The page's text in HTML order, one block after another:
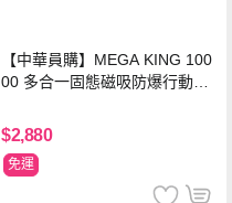
【中華員購】MEGA KING 100
00 多合一固態磁吸防爆行動電
$2,880
免運